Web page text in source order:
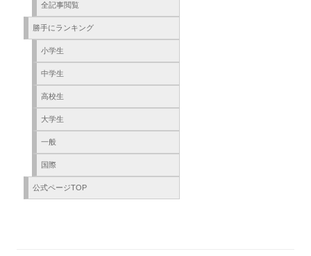
全記事閲覧
勝手にランキング
小学生
中学生
高校生
大学生
一般
国際
公式ページTOP